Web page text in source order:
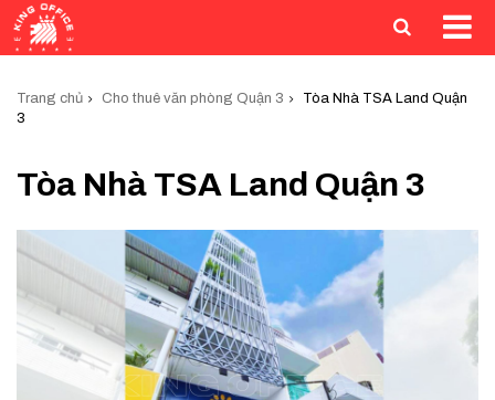
Trang chủ Cho thuê văn phòng Quận 3
Tòa Nhà TSA Land Quận
3
Tòa Nhà TSA Land Quận 3